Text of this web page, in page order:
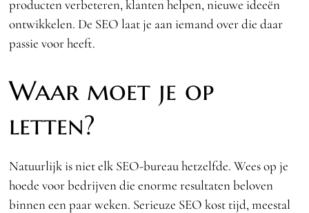
producten verbeteren, klanten helpen, nieuwe ideeën
ontwikkelen. De SEO laat je aan iemand over die daar
passie voor heeft.
Waar moet je op
letten?
Natuurlijk is niet elk SEO-bureau hetzelfde. Wees op je
hoede voor bedrijven die enorme resultaten beloven
binnen een paar weken. Serieuze SEO kost tijd, meestal